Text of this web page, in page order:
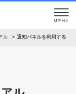
MENU
ル 通知パネルを利用する